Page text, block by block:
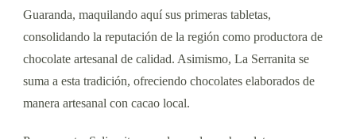
Guaranda, maquilando aquí sus primeras tabletas,
consolidando la reputación de la región como productora de
chocolate artesanal de calidad. Asimismo, La Serranita se
suma a esta tradición, ofreciendo chocolates elaborados de
manera artesanal con cacao local.